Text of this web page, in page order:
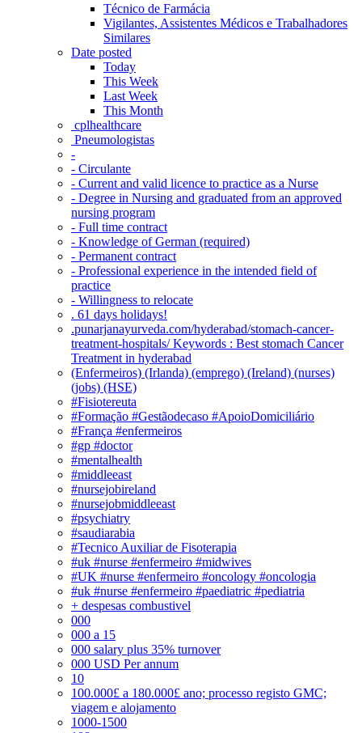
Técnico de Farmácia
Vigilantes, Assistentes Médicos e Trabalhadores
Similares
Date posted
Today
This Week
Last Week
This Month
‎ cplhealthcare‬
Pneumologistas
-
- Circulante
- Current and valid licence to practice as a Nurse
- Degree in Nursing and graduated from an approved
nursing program
- Full time contract
- Knowledge of German (required)
- Permanent contract
- Professional experience in the intended field of
practice
- Willingness to relocate
. 61 days holidays!
.punarjanayurveda.com/hyderabad/stomach-cancer-
treatment-hospitals/ Keywords : Best stomach Cancer
Treatment in hyderabad
(Enfermeiros) (Irlanda) (emprego) (Ireland) (nurses)
(jobs) (HSE)
#Fisiotereuta
#Formação #Gestãodecaso #ApoioDomiciliário
#França #enfermeiros
#gp #doctor
#mentalhealth
#middleeast
#nursejobireland
#nursejobmiddleeast
#psychiatry
#saudiarabia
#Tecnico Auxiliar de Fisoterapia
#uk #nurse #enfermeiro #midwives
#UK #nurse #enfermeiro #oncology #oncologia
#uk #nurse #enfermeiro #paediatric #pediatria
+ despesas combustivel
000
000 a 15
000 salary plus 35% turnover
000 USD Per annum
10
100.000£ a 180.000£ ano; processo registo GMC;
viagem e alojamento
1000-1500